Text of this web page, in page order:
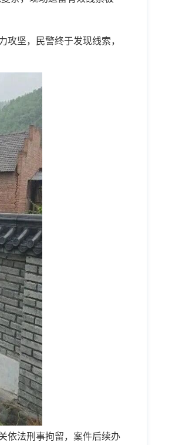
攻坚， 民警终于发现线索，
依法刑事拘留， 案件后续办